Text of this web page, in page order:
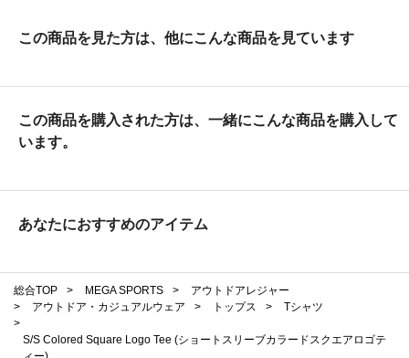
この商品を見た方は、他にこんな商品を見ています
この商品を購入された方は、一緒にこんな商品を購入して
います。
あなたにおすすめのアイテム
総合TOP > MEGA SPORTS >
アウトドアレジャー
>
アウトドア・カジュアルウェア > トップス >
Tシャツ
>
S/S Colored Square Logo Tee (ショートスリーブカラードスクエアロゴテ